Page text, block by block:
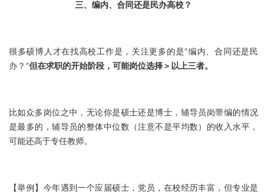
三、编内、合同还是民办高校？
很多硕博人才在找高校工作是，关注更多的是“编内、合同还是民
办？”但在求职的开始阶段，可能岗位选择＞以上三者。
比如众多岗位之中，无论你是硕士还是博士，辅导员岗带编的情况
是最多的，辅导员的整体中位数（注意不是平均数）的收入水平，
可能还高于专任教师。
【举例】今年遇到一个应届硕士，党员，在校经历丰富，但专业是